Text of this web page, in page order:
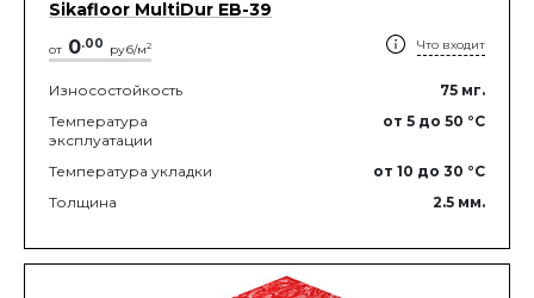
Sikafloor MultiDur EB-39
от 0.00 руб/м2 Что входит
Износостойкость 75 мг.
Температура
эксплуатации
от 5 до 50 °C
Температура укладки от 10 до 30 °C
Толщина
2.5 мм.